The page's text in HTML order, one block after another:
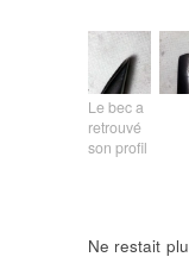
Le bec a
retrouvé
son profil
Ne restait